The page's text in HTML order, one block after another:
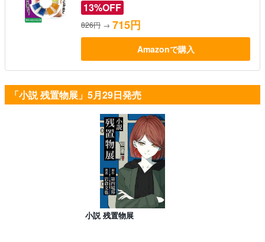
13%OFF
826円 → 715円
Amazonで購入
「小説 残置物展」5月29日発売
小説 残置物展